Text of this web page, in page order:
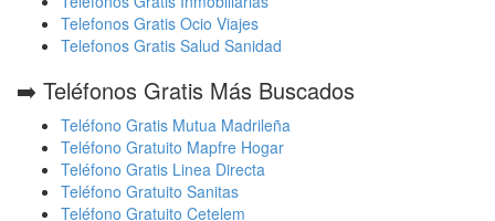
Telefonos Gratis Ocio Viajes
Telefonos Gratis Salud Sanidad
➡️ Teléfonos Gratis Más Buscados
Teléfono Gratis Mutua Madrileña
Teléfono Gratuito Mapfre Hogar
Teléfono Gratis Linea Directa
Teléfono Gratuito Sanitas
Teléfono Gratuito Cetelem